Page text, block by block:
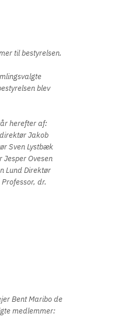
til bestyrelsen.
blev
herefter af:
Jakob
Sven Lystbæk
Ovesen
Lund Direktør
dr.
Bent Maribo de
medlemmer: